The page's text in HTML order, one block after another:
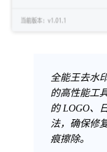
全能王去水
的高性能工
的 LOGO、
法，确保修
痕擦除。